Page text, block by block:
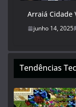
Arraiá Cidade
junho 14, 2025
Tendências